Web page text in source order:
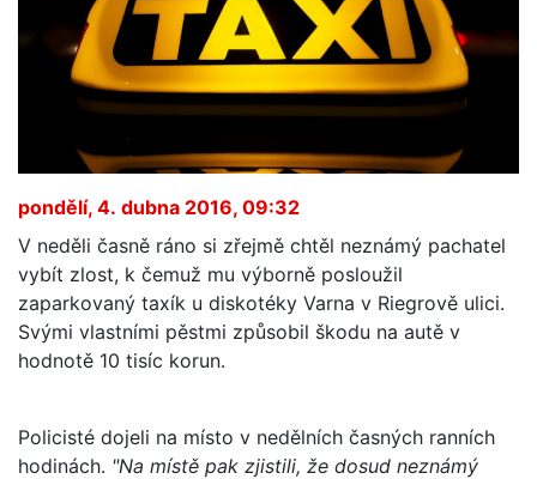
pondělí, 4. dubna 2016, 09:32
V neděli časně ráno si zřejmě chtěl neznámý pachatel
vybít zlost, k čemuž mu výborně posloužil
zaparkovaný taxík u diskotéky Varna v Riegrově ulici.
Svými vlastními pěstmi způsobil škodu na autě v
hodnotě 10 tisíc korun.
Policisté dojeli na místo v nedělních časných ranních
hodinách. "Na místě pak zjistili, že dosud neznámý